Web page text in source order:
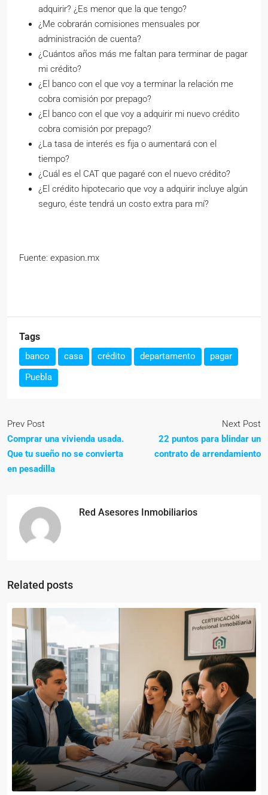
adquirir? ¿Es menor que la que tengo?
¿Me cobrarán comisiones mensuales por
administración de cuenta?
¿Cuántos años más me faltan para terminar de pagar
mi crédito?
¿El banco con el que voy a terminar la relación me
cobra comisión por prepago?
¿El banco con el que voy a adquirir mi nuevo crédito
cobra comisión por prepago?
¿La tasa de interés es fija o aumentará con el
tiempo?
¿Cuál es el CAT que pagaré con el nuevo crédito?
¿El crédito hipotecario que voy a adquirir incluye algún
seguro, éste tendrá un costo extra para mí?
Fuente: expasion.mx
Tags
banco casa crédito departamento
pagar
Puebla
Prev Post
Comprar una vivienda usada.
Que tu sueño no se convierta
en pesadilla
Next Post
22 puntos para blindar un
contrato de arrendamiento
Red Asesores Inmobiliarios
Related posts